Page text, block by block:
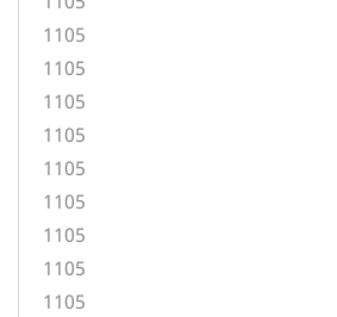
1105
1105
1105
1105
1105
1105
1105
1105
1105